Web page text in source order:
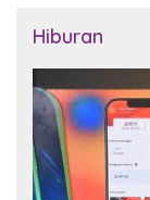
Hiburan